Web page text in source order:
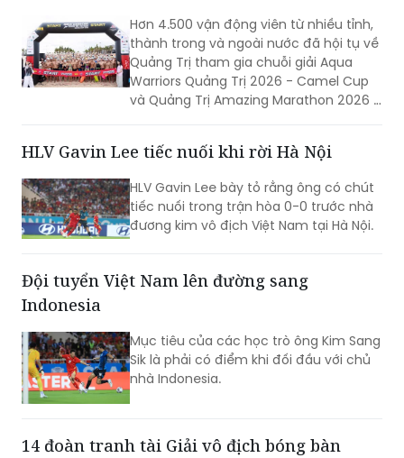
Hơn 4.500 vận động viên từ nhiều tỉnh,
thành trong và ngoài nước đã hội tụ về
Quảng Trị tham gia chuỗi giải Aqua
Warriors Quảng Trị 2026 - Camel Cup
và Quảng Trị Amazing Marathon 2026 -
sức bền mà còn góp phần quảng bá
Quảng Trị đối với các sự kiện thể thao
quy mô lớn.
HLV Gavin Lee tiếc nuối khi rời Hà Nội
HLV Gavin Lee bày tỏ rằng ông có chút
tiếc nuối trong trận hòa 0-0 trước nhà
đương kim vô địch Việt Nam tại Hà Nội.
Đội tuyển Việt Nam lên đường sang
Indonesia
Mục tiêu của các học trò ông Kim Sang
Sik là phải có điểm khi đối đầu với chủ
nhà Indonesia.
14 đoàn tranh tài Giải vô địch bóng bàn